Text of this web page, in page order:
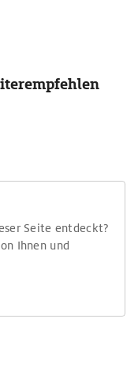
Seite entdeckt?
Ihnen und